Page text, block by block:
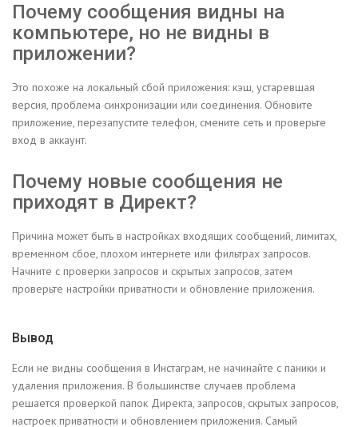
Почему сообщения видны на
компьютере, но не видны в
приложении?
Это похоже на локальный сбой приложения: кэш, устаревшая
версия, проблема синхронизации или соединения. Обновите
приложение, перезапустите телефон, смените сеть и проверьте
вход в аккаунт.
Почему новые сообщения не
приходят в Директ?
Причина может быть в настройках входящих сообщений, лимитах,
временном сбое, плохом интернете или фильтрах запросов.
Начните с проверки запросов и скрытых запросов, затем
проверьте настройки приватности и обновление приложения.
Вывод
Если не видны сообщения в Инстаграм, не начинайте с паники и
удаления приложения. В большинстве случаев проблема
решается проверкой папок Директа, запросов, скрытых запросов,
настроек приватности и обновлением приложения. Самый